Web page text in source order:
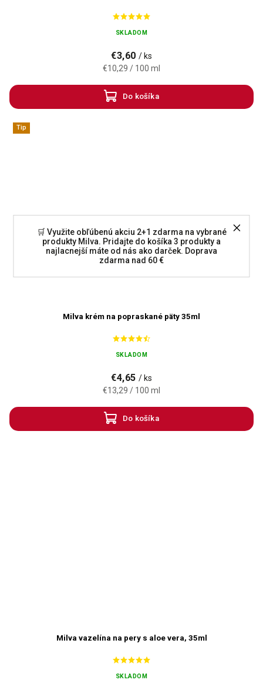
🛒 Využite obľúbenú akciu 2+1 zdarma na vybrané
produkty Milva. Pridajte do košíka 3 produkty a
najlacnejší máte od nás ako darček. Doprava
zdarma nad 60 €
SKLADOM
€3,60 / ks
€10,29 / 100 ml
Do košíka
Tip
Milva krém na popraskané päty 35ml
SKLADOM
€4,65 / ks
€13,29 / 100 ml
Do košíka
Milva vazelína na pery s aloe vera, 35ml
SKLADOM